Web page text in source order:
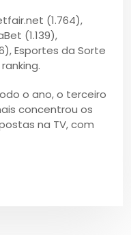
(1.764),
(1.139),
Esportes da Sorte
o ano, o terceiro
concentrou os
na TV, com